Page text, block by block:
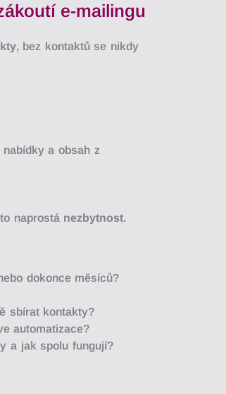
e-mailingu
, bez kontaktů se nikdy
a obsah z
naprostá nezbytnost.
dokonce měsíců?
sbírat kontakty?
automatizace?
a jak spolu fungují?